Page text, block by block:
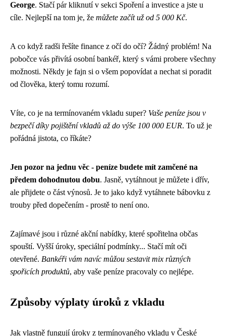
George. Stačí pár kliknutí v sekci Spoření a investice a jste u
cíle. Nejlepší na tom je, že můžete začít už od 5 000 Kč.
A co když radši řešíte finance z očí do očí? Žádný problém! Na
pobočce vás přivítá osobní bankéř, který s vámi probere všechny
možnosti. Někdy je fajn si o všem popovídat a nechat si poradit
od člověka, který tomu rozumí.
Víte, co je na termínovaném vkladu super? Vaše peníze jsou v
bezpečí díky pojištění vkladů až do výše 100 000 EUR. To už je
pořádná jistota, co říkáte?
Jen pozor na jednu věc - peníze budete mít zamčené na
předem dohodnutou dobu. Jasně, vytáhnout je můžete i dřív,
ale přijdete o část výnosů. Je to jako když vytáhnete bábovku z
trouby před dopečením - prostě to není ono.
Zajímavé jsou i různé akční nabídky, které spořitelna občas
spouští. Vyšší úroky, speciální podmínky... Stačí mít oči
otevřené. Bankéři vám navíc můžou sestavit mix různých
spořicích produktů, aby vaše peníze pracovaly co nejlépe.
Způsoby výplaty úroků z vkladu
Jak vlastně fungují úroky z termínovaného vkladu v České